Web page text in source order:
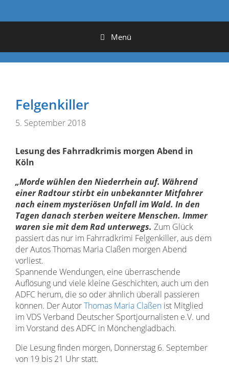
Menü
Felgenkiller
5. September 2018
Lesung des Fahrradkrimis morgen Abend in
Köln
„Morde wühlen den Niederrhein auf. Während
einer Radtour stirbt ein unbekannter Mitfahrer
nach einem mysteriösen Unfall im Wald. In den
Tagen danach sterben weitere Menschen. Immer
waren sie mit dem Rad unterwegs. Zum Glück
passiert das nur im Fahrradkrimi Felgenkiller, aus dem
der Autos Thomas Maria Claßen morgen Abend
vorliest.
Spannende Wendungen, eine überraschende
Auflösung und viele kleine Geschichten, auch um den
ADFC herum, die so oder ähnlich überall passieren
können. Der AutorThomas Maria Claßen ist Mitglied
im VDS Verband Deutscher Sportjournalisten e.V. und
im Vorstand des ADFC in Mönchengladbach.
Die Lesung finden morgen, Donnerstag 6. September
von 19 bis 21 Uhr statt.